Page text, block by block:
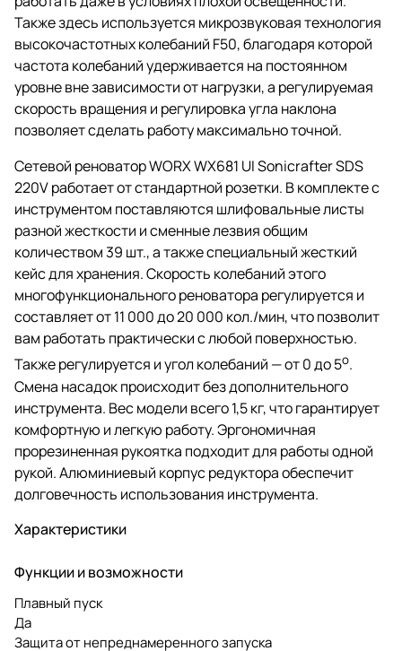
Также здесь используется микрозвуковая технология
высокочастотных колебаний F50, благодаря которой
частота колебаний удерживается на постоянном
уровне вне зависимости от нагрузки, а регулируемая
скорость вращения и регулировка угла наклона
позволяет сделать работу максимально точной.
Сетевой реноватор WORX WX681 UI Sonicrafter SDS
220V работает от стандартной розетки. В комплекте с
инструментом поставляются шлифовальные листы
разной жесткости и сменные лезвия общим
количеством 39 шт., а также специальный жесткий
кейс для хранения. Скорость колебаний этого
многофункционального реноватора регулируется и
составляет от 11 000 до 20 000 кол./мин, что позволит
вам работать практически с любой поверхностью.
Также регулируется и угол колебаний — от 0 до 5o.
Смена насадок происходит без дополнительного
инструмента. Вес модели всего 1,5 кг, что гарантирует
комфортную и легкую работу. Эргономичная
прорезиненная рукоятка подходит для работы одной
рукой. Алюминиевый корпус редуктора обеспечит
долговечность использования инструмента.
Характеристики
Функции и возможности
Плавный пуск
Да
Защита от непреднамеренного запуска